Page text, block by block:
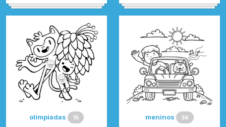
olímpiadas 15 meninos 36